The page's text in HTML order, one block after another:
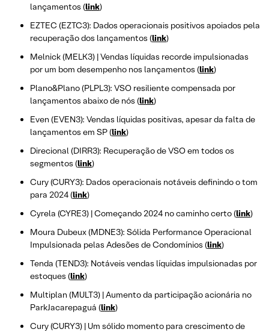
lançamentos (link)
EZTEC (EZTC3): Dados operacionais positivos apoiados pela
recuperação dos lançamentos (link)
Melnick (MELK3) | Vendas líquidas recorde impulsionadas
por um bom desempenho nos lançamentos (link)
Plano&Plano (PLPL3): VSO resiliente compensada por
lançamentos abaixo de nós (link)
Even (EVEN3): Vendas líquidas positivas, apesar da falta de
lançamentos em SP (link)
Direcional (DIRR3): Recuperação de VSO em todos os
segmentos (link)
Cury (CURY3): Dados operacionais notáveis definindo o tom
para 2024 (link)
Cyrela (CYRE3) | Começando 2024 no caminho certo (link)
Moura Dubeux (MDNE3): Sólida Performance Operacional
Impulsionada pelas Adesões de Condomínios (link)
Tenda (TEND3): Notáveis vendas líquidas impulsionadas por
estoques (link)
Multiplan (MULT3) | Aumento da participação acionária no
ParkJacarepaguá (link)
Cury (CURY3) | Um sólido momento para crescimento de